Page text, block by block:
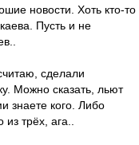
новости. Хоть кто-то
Пусть и не
сделали
Можно сказать, льют
знаете кого. Либо
трёх, ага..